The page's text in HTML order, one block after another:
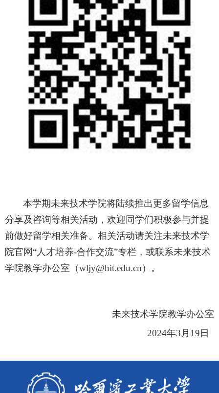
本学期未来技术学院将陆续推出更多留学信息
分享及咨询等相关活动，欢迎同学们积极参与并提
前做好留学相关准备。相关活动请关注未来技术学
院官网“人才培养-合作交流”专栏，或联系未来技术
学院教学办公室（wljy@hit.edu.cn）。
未来技术学院教学办公室
2024年3月19日